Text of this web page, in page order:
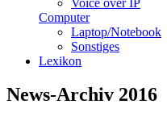
Computer
Laptop/Notebook
Sonstiges
Lexikon
News-Archiv 2016